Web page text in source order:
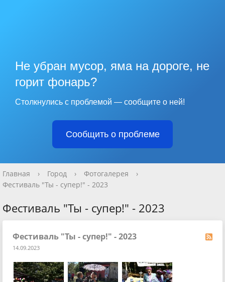
Не убран мусор, яма на дороге, не
горит фонарь?
Столкнулись с проблемой — сообщите о ней!
Сообщить о проблеме
Главная › Город › Фотогалерея
›
Фестиваль "Ты - супер!" - 2023
Фестиваль "Ты - супер!" - 2023
Фестиваль "Ты - супер!" - 2023
14.09.2023